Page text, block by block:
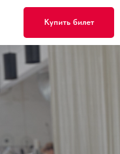
Купить билет